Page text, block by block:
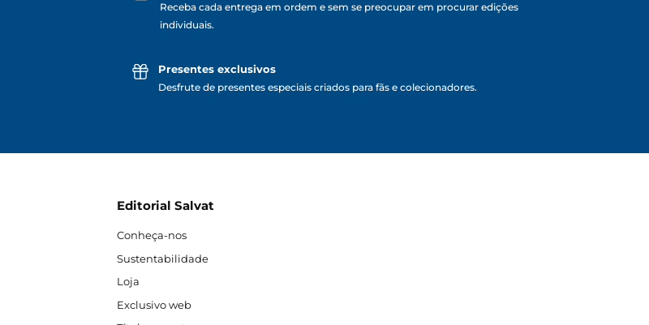
Receba cada entrega em ordem e sem se preocupar em procurar edições
individuais.
Presentes exclusivos
Desfrute de presentes especiais criados para fãs e colecionadores.
Editorial Salvat
Conheça-nos
Sustentabilidade
Loja
Exclusivo web